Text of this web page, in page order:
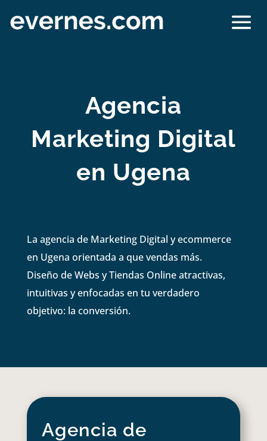
Agencia
Marketing Digital
en Ugena
La agencia de Marketing Digital y ecommerce
en Ugena orientada a que vendas más.
Diseño de Webs y Tiendas Online atractivas,
intuitivas y enfocadas en tu verdadero
objetivo: la conversión.
Agencia de